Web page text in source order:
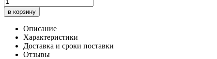
в корзину
Описание
Характеристики
Доставка и сроки поставки
Отзывы